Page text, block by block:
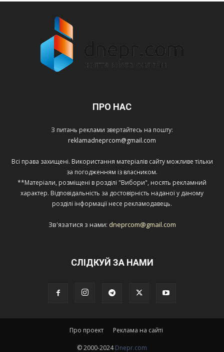
ПРО НАС
З питань реклами звертайтесь на пошту:
reklamadneprcom@gmail.com
Всі права захищені. Використання матеріалів сайту можливе тільки
за погодженням із власником.
**Матеріали, розміщені в розділі "Вибори", носять рекламний
характер. Відповідальність за достовірність наданої у даному
розділі інформації несе рекламодавець.
Зв'язатися з нами: dneprcom@gmail.com
СЛІДКУЙ ЗА НАМИ
Про проект Реклама на сайті
© 2000-2024Dnepr.com